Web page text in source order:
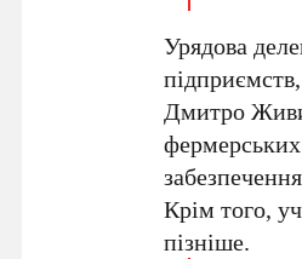
Урядова
Дмитро
фермерських
Крім того,
пізніше.